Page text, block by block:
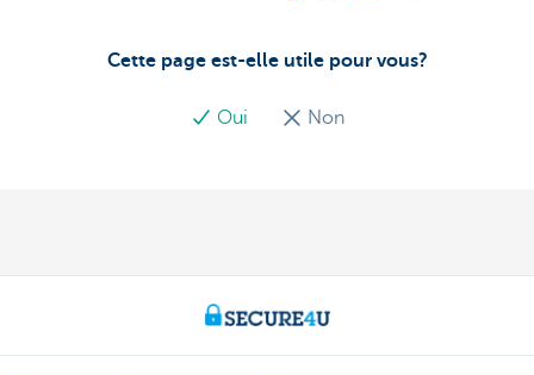
Cette page est-elle utile pour vous?
Oui Non